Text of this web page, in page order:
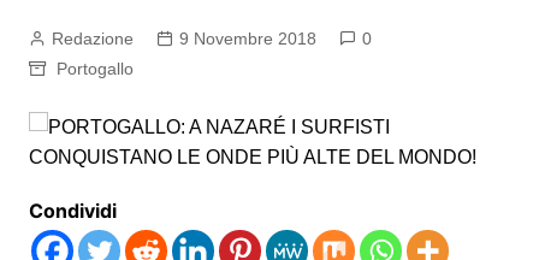
Redazione 9 Novembre 2018
0
Portogallo
Condividi